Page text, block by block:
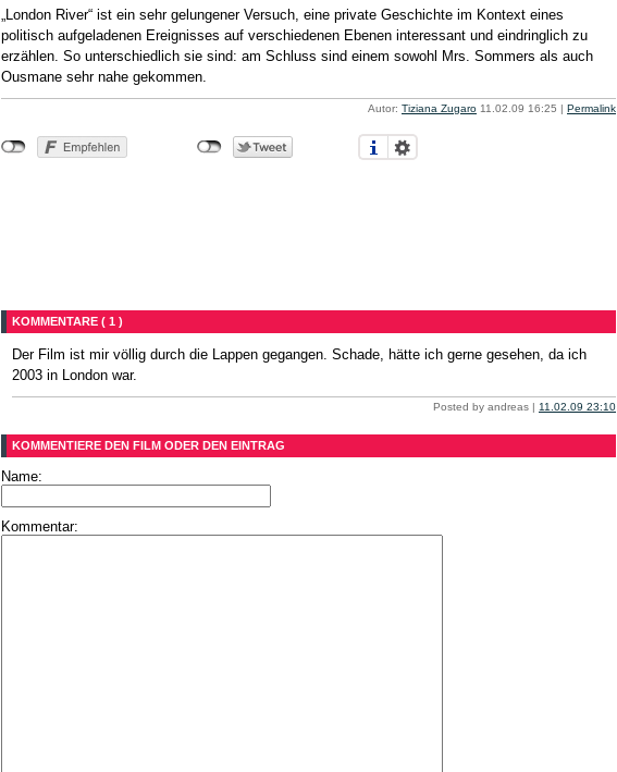
„London River“ ist ein sehr gelungener Versuch, eine private Geschichte im Kontext eines
politisch aufgeladenen Ereignisses auf verschiedenen Ebenen interessant und eindringlich zu
erzählen. So unterschiedlich sie sind: am Schluss sind einem sowohl Mrs. Sommers als auch
Ousmane sehr nahe gekommen.
Autor: Tiziana Zugaro 11.02.09 16:25 | Permalink
KOMMENTARE ( 1 )
Der Film ist mir völlig durch die Lappen gegangen. Schade, hätte ich gerne gesehen, da ich
2003 in London war.
Posted by andreas | 11.02.09 23:10
KOMMENTIERE DEN FILM ODER DEN EINTRAG
Name:
Kommentar: